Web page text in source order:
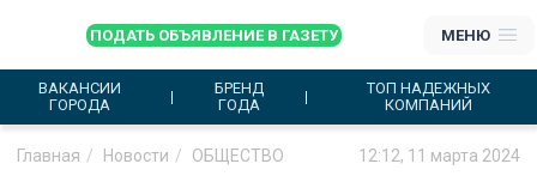
ПОДАТЬ ОБЪЯВЛЕНИЕ В ГАЗЕТУ МЕНЮ
ВАКАНСИИ
ГОРОДА
БРЕНД
ГОДА
ТОП НАДЕЖНЫХ
КОМПАНИЙ
Главная Новости ОБЩЕСТВО 12:12, 11 марта 2024